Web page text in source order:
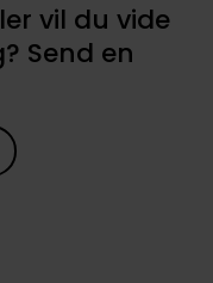
vil du vide
Send en